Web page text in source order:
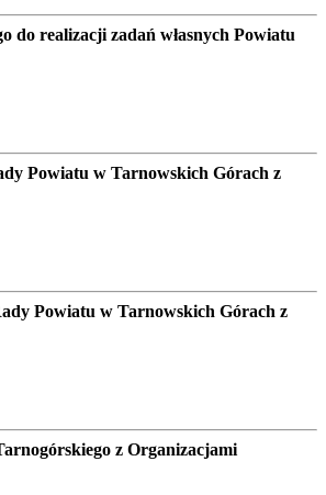
do realizacji zadań własnych Powiatu
Powiatu w Tarnowskich Górach z
Powiatu w Tarnowskich Górach z
z Organizacjami